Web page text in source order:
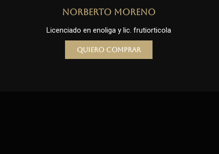
Norberto Moreno
Licenciado en enoliga y lic. frutiorticola
Quiero comprar